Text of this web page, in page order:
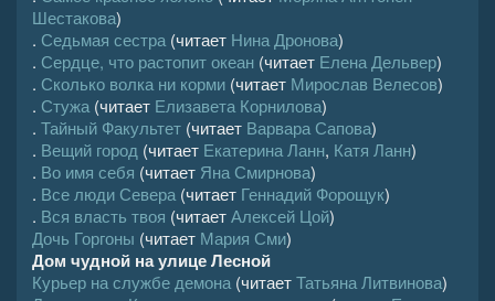
Шестакова)
. Седьмая сестра (читает Нина Дронова)
. Сердце, что растопит океан (читает Елена Дельвер)
. Сколько волка ни корми (читает Мирослав Велесов)
. Стужа (читает Елизавета Корнилова)
. Тайный Факультет (читает Варвара Сапова)
. Вещий город (читает Екатерина Ланн, Катя Ланн)
. Во имя себя (читает Яна Смирнова)
. Все люди Севера (читает Геннадий Форощук)
. Вся власть твоя (читаетАлексей Цой)
Дочь Горгоны (читает Мария Сми)
Дом чудной на улице Лесной
Курьер на службе демона (читаетТатьяна Литвинова)